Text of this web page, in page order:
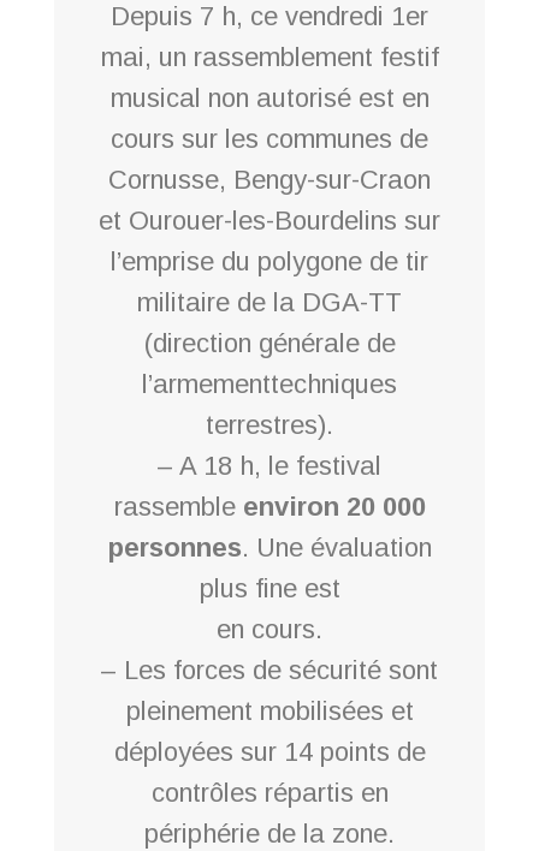
Depuis 7 h, ce vendredi 1er
mai, un rassemblement festif
musical non autorisé est en
cours sur les communes de
Cornusse, Bengy-sur-Craon
et Ourouer-les-Bourdelins sur
l’emprise du polygone de tir
militaire de la DGA-TT
(direction générale de
l’armementtechniques
terrestres).
– A 18 h, le festival
rassemble environ 20 000
personnes. Une évaluation
plus fine est
en cours.
– Les forces de sécurité sont
pleinement mobilisées et
déployées sur 14 points de
contrôles répartis en
périphérie de la zone.